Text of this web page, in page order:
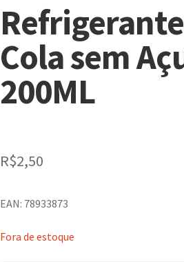
Cola sem
200ML
R$2,50
EAN: 78933873
Fora de estoque